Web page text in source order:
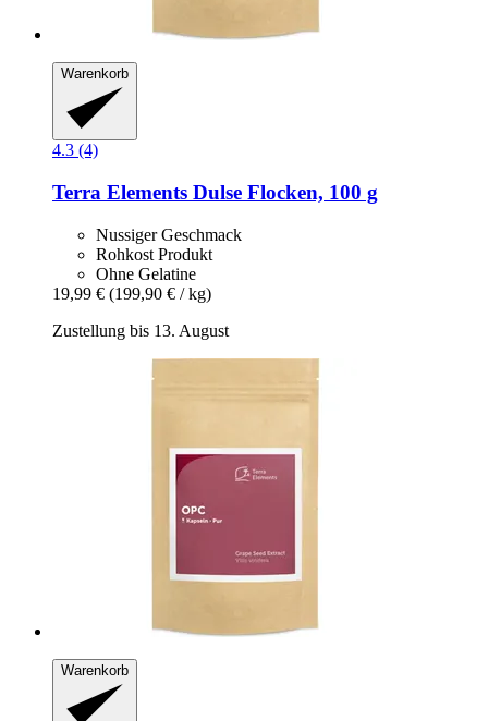
Warenkorb
4.3 (4)
Terra Elements Dulse Flocken, 100 g
Nussiger Geschmack
Rohkost Produkt
Ohne Gelatine
19,99 € (199,90 € / kg)
Zustellung bis 13. August
Warenkorb